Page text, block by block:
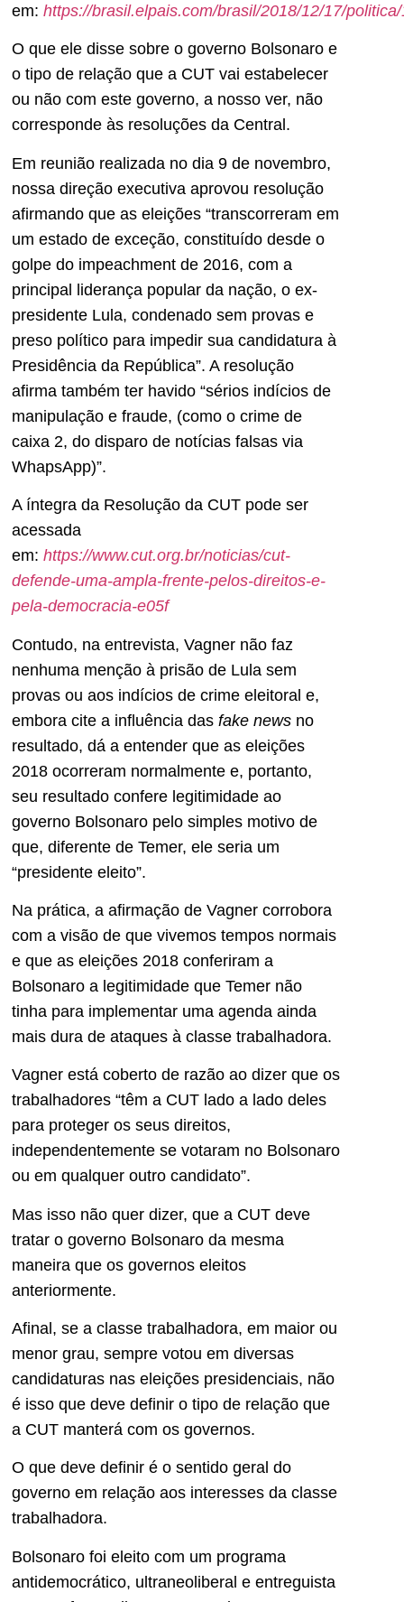
em: https://brasil.elpais.com/brasil/2018/12/17/
O que ele disse sobre o governo Bolsonaro e
o tipo de relação que a CUT vai estabelecer
ou não com este governo, a nosso ver, não
corresponde às resoluções da Central.
Em reunião realizada no dia 9 de novembro,
nossa direção executiva aprovou resolução
afirmando que as eleições “transcorreram em
um estado de exceção, constituído desde o
golpe do impeachment de 2016, com a
principal liderança popular da nação, o ex-
presidente Lula, condenado sem provas e
preso político para impedir sua candidatura à
Presidência da República”. A resolução
afirma também ter havido “sérios indícios de
manipulação e fraude, (como o crime de
caixa 2, do disparo de notícias falsas via
WhapsApp)”.
A íntegra da Resolução da CUT pode ser
acessada
em: https://www.cut.org.br/noticias/cut-
defende-uma-ampla-frente-pelos-direitos-e-
pela-democracia-e05f
Contudo, na entrevista, Vagner não faz
nenhuma menção à prisão de Lula sem
provas ou aos indícios de crime eleitoral e,
embora cite a influência das fake news no
resultado, dá a entender que as eleições
2018 ocorreram normalmente e, portanto,
seu resultado confere legitimidade ao
governo Bolsonaro pelo simples motivo de
que, diferente de Temer, ele seria um
“presidente eleito”.
Na prática, a afirmação de Vagner corrobora
com a visão de que vivemos tempos normais
e que as eleições 2018 conferiram a
Bolsonaro a legitimidade que Temer não
tinha para implementar uma agenda ainda
mais dura de ataques à classe trabalhadora.
Vagner está coberto de razão ao dizer que os
trabalhadores “têm a CUT lado a lado deles
para proteger os seus direitos,
independentemente se votaram no Bolsonaro
ou em qualquer outro candidato”.
Mas isso não quer dizer, que a CUT deve
tratar o governo Bolsonaro da mesma
maneira que os governos eleitos
anteriormente.
Afinal, se a classe trabalhadora, em maior ou
menor grau, sempre votou em diversas
candidaturas nas eleições presidenciais, não
é isso que deve definir o tipo de relação que
a CUT manterá com os governos.
O que deve definir é o sentido geral do
governo em relação aos interesses da classe
trabalhadora.
Bolsonaro foi eleito com um programa
antidemocrático, ultraneoliberal e entreguista